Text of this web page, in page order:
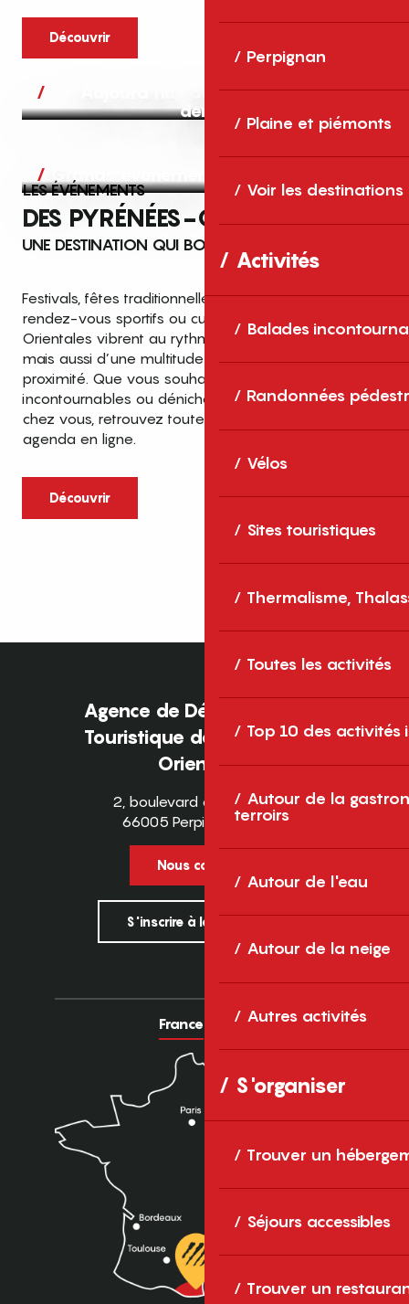
Perpignan
Plaine et piémonts
Voir les destinations
Activités
Balades
Randonnées
Vélos
Sites touristiques
Thermalisme,
Toutes les activités
Top 10 des activités
Autour de la
terroirs
Autour de l'eau
Autour de la neige
Autres activités
S'organiser
Trouver un
Séjours accessibles
Trouver un
Découvrir
Aujourd’hui, demain et après-
demain
Grands événements
LES ÉVÉNEMENTS
DES PYRÉNÉES-ORIENTALES
UNE DESTINATION QUI BOUGE TOUTE L’ANNÉE
Festivals, fêtes traditionnelles, concerts, expositions,
rendez-vous sportifs ou culturels… les Pyrénées-
Orientales vibrent au rythme de grands temps forts
mais aussi d’une multitude d’événements de
proximité. Que vous souhaitiez vivre les
incontournables ou dénicher des sorties près de
chez vous, retrouvez toutes les infos dans notre
agenda en ligne.
Découvrir
Top des événements et sorties
en famille
cet été dans les Pyrénées-Orientales
Entre mer Méditerranée, villages de
caractère et grands espaces naturels, les
Pyrénées-Orientales sont une destination
idéale pour partager des moments en
famille tout au long...
Agence de Développement
Touristique des Pyrénées-
Orientales
2, boulevard des Pyrénées
66005 Perpignan Cedex
Nous contacter
S'inscrire à la newsletter
France Europe